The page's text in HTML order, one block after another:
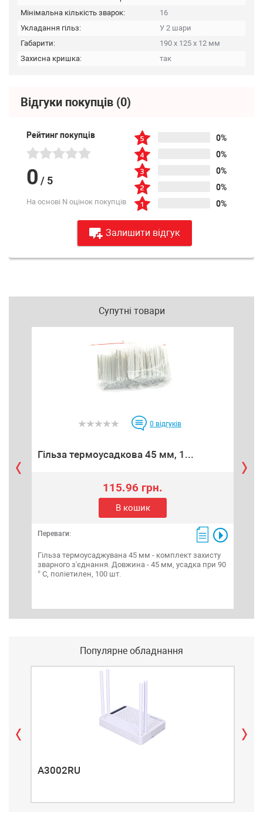
Мінімальна кількість зварок:
16
Укладання гільз:
У 2 шари
Габарити:
190 х 125 х 12 мм
Захисна кришка:
так
Відгуки покупців (0)
Рейтинг покупців
0 / 5
На основі N оцінок покупців
0%
0%
0%
0%
0%
Залишити відгук
Супутні товари
0 відгуків
Гільза термоусадкова 45 мм, 1...
115.96 грн.
В кошик
Переваги:
Гільза термоусаджувана 45 мм - комплект захисту
зварного з'єднання. Довжина - 45 мм, усадка при 90
° С, поліетилен, 100 шт.
Популярне обладнання
A3002RU